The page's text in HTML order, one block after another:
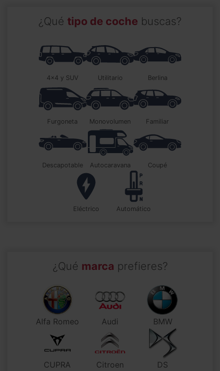
¿Qué tipo de coche buscas?
4x4 y SUV utilitario berlina
furgoneta monovolumen familiar
descapotable autocaravana coupé
Eléctrico automático
¿Qué marca prefieres?
Alfa Romeo Audi BMW
CUPRA Citroen DS